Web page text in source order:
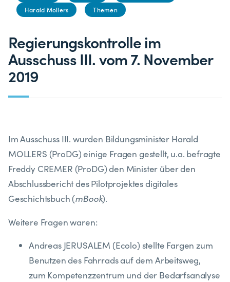
Harald Mollers
Themen
Regierungskontrolle im
Ausschuss III. vom 7. November
2019
Im Ausschuss III. wurden Bildungsminister Harald
MOLLERS (ProDG) einige Fragen gestellt, u.a. befragte
Freddy CREMER (ProDG) den Minister über den
Abschlussbericht des Pilotprojektes digitales
Geschichtsbuch (mBook).
Weitere Fragen waren:
Andreas JERUSALEM (Ecolo) stellte Fargen zum
Benutzen des Fahrrads auf dem Arbeitsweg,
zum Kompetenzzentrum und der Bedarfsanalyse